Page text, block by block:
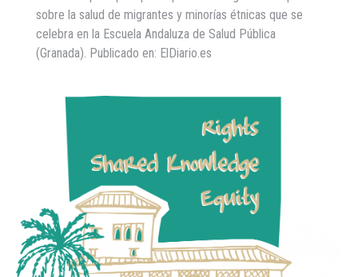
sobre la salud de migrantes y minorías étnicas que se
celebra en la Escuela Andaluza de Salud Pública
(Granada). Publicado en: ElDiario.es